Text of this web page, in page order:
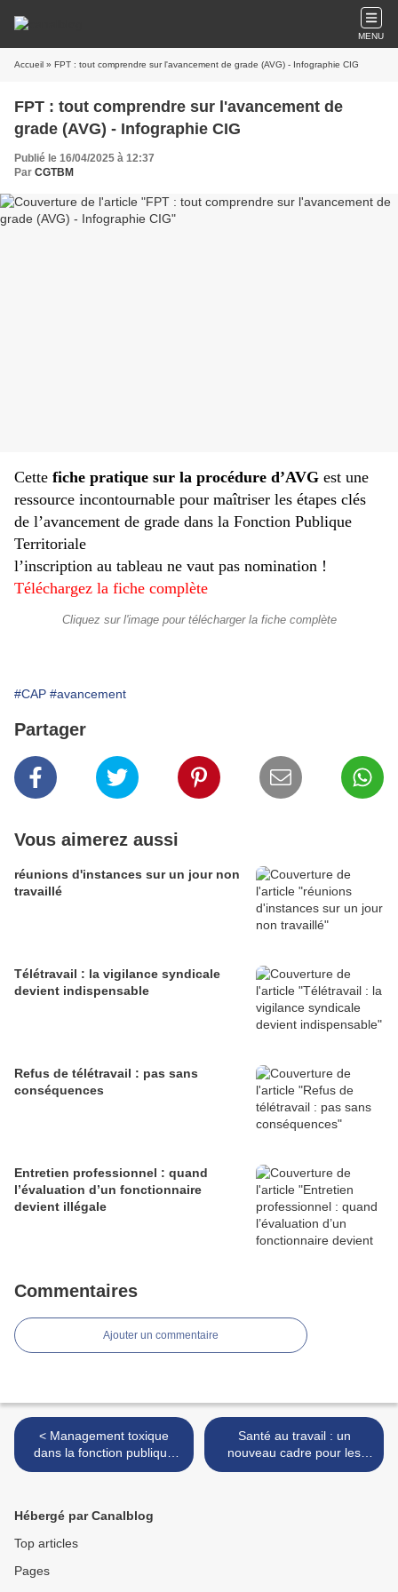
MENU
Accueil » FPT : tout comprendre sur l'avancement de grade (AVG) - Infographie CIG
FPT : tout comprendre sur l'avancement de
grade (AVG) - Infographie CIG
Publié le 16/04/2025 à 12:37
Par CGTBM
Cette fiche pratique sur la procédure d’AVG est une
ressource incontournable pour maîtriser les étapes clés
de l’avancement de grade dans la Fonction Publique
Territoriale
l’inscription au tableau ne vaut pas nomination !
Téléchargez la fiche complète
Cliquez sur l'image pour télécharger la fiche complète
#CAP #avancement
Partager
Vous aimerez aussi
réunions d'instances sur un jour non
travaillé
Télétravail : la vigilance syndicale
devient indispensable
Refus de télétravail : pas sans
conséquences
Entretien professionnel : quand
l’évaluation d’un fonctionnaire
devient illégale
Commentaires
Ajouter un commentaire
< Management toxique
dans la fonction publique
territoriale : la justice valide
Santé au travail : un
nouveau cadre pour les
autorisations de conduite et
Hébergé par Canalblog
Top articles
Pages